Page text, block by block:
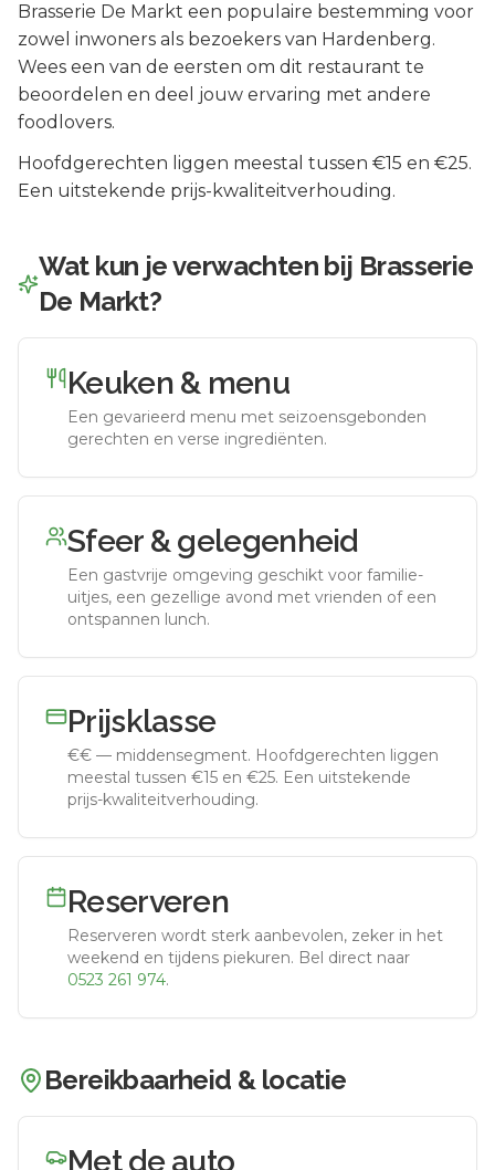
Brasserie De Markt een populaire bestemming voor
zowel inwoners als bezoekers van Hardenberg.
Wees een van de eersten om dit restaurant te
beoordelen en deel jouw ervaring met andere
foodlovers.
Hoofdgerechten liggen meestal tussen €15 en €25.
Een uitstekende prijs-kwaliteitverhouding.
Wat kun je verwachten bij Brasserie
De Markt?
Keuken & menu
Een gevarieerd menu met seizoensgebonden
gerechten en verse ingrediënten.
Sfeer & gelegenheid
Een gastvrije omgeving geschikt voor familie-
uitjes, een gezellige avond met vrienden of een
ontspannen lunch.
Prijsklasse
€€ — middensegment. Hoofdgerechten liggen
meestal tussen €15 en €25. Een uitstekende
prijs-kwaliteitverhouding.
Reserveren
Reserveren wordt sterk aanbevolen, zeker in het
weekend en tijdens piekuren. Bel direct naar
0523 261 974.
Bereikbaarheid & locatie
Met de auto